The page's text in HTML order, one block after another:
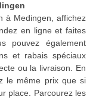
à Medingen, affichez
en ligne et faites
pouvez également
et rabais spéciaux
ou la livraison. En
le même prix que si
place. Parcourez les